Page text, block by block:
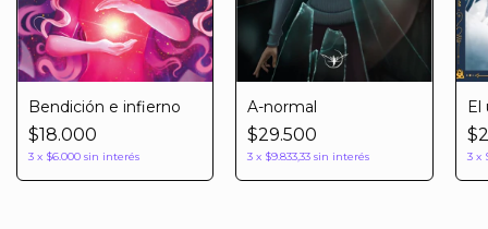
Bendición e infierno
$18.000
3 x $6.000 sin interés
A-normal
$29.500
3 x $9.833,33 sin interés
El
3 x